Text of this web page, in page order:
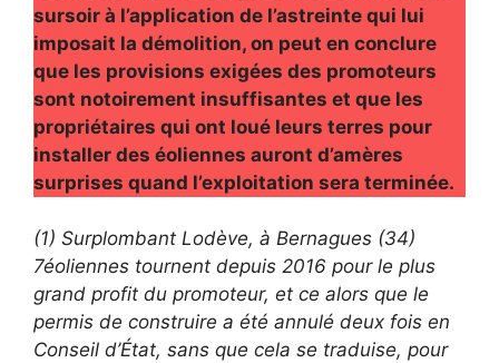
sursoir à l’application de l’astreinte qui lui
imposait la démolition, on peut en conclure
que les provisions exigées des promoteurs
sont notoirement insuffisantes et que les
propriétaires qui ont loué leurs terres pour
installer des éoliennes auront d’amères
surprises quand l’exploitation sera terminée.
(1) Surplombant Lodève, à Bernagues (34)
7éoliennes tournent depuis 2016 pour le plus
grand profit du promoteur, et ce alors que le
permis de construire a été annulé deux fois en
Conseil d’État, sans que cela se traduise, pour